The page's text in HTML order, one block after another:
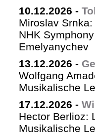
10.12.2026 -
Miroslav
NHK
Emelyanychev
13.12.2026 -
Wolfgang
Musikalische
17.12.2026 -
Hector Berlioz:
Musikalische